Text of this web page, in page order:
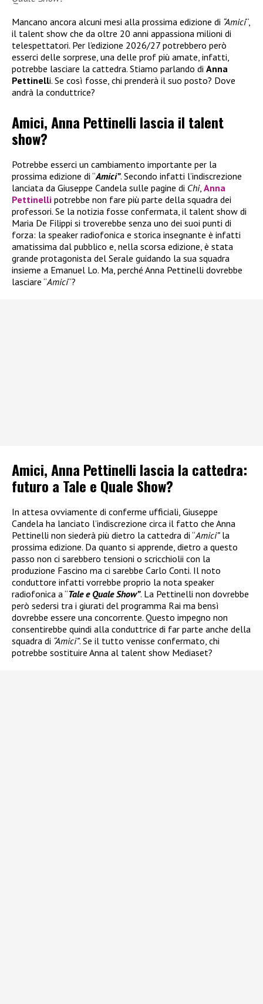
Mancano ancora alcuni mesi alla prossima edizione di “Amici“,
il talent show che da oltre 20 anni appassiona milioni di
telespettatori. Per l’edizione 2026/27 potrebbero però
esserci delle sorprese, una delle prof più amate, infatti,
potrebbe lasciare la cattedra. Stiamo parlando di Anna
Pettinelli. Se così fosse, chi prenderà il suo posto? Dove
andrà la conduttrice?
Amici, Anna Pettinelli lascia il talent
show?
Potrebbe esserci un cambiamento importante per la
prossima edizione di “Amici”. Secondo infatti l’indiscrezione
lanciata da Giuseppe Candela sulle pagine di Chi, Anna
Pettinelli potrebbe non fare più parte della squadra dei
professori. Se la notizia fosse confermata, il talent show di
Maria De Filippi si troverebbe senza uno dei suoi punti di
forza: la speaker radiofonica e storica insegnante è infatti
amatissima dal pubblico e, nella scorsa edizione, è stata
grande protagonista del Serale guidando la sua squadra
insieme a Emanuel Lo. Ma, perché Anna Pettinelli dovrebbe
lasciare “Amici“?
Amici, Anna Pettinelli lascia la cattedra:
futuro a Tale e Quale Show?
In attesa ovviamente di conferme ufficiali, Giuseppe
Candela ha lanciato l’indiscrezione circa il fatto che Anna
Pettinelli non siederà più dietro la cattedra di “Amici”la
prossima edizione. Da quanto si apprende, dietro a questo
passo non ci sarebbero tensioni o scricchiolii con la
produzione Fascino ma ci sarebbe Carlo Conti. Il noto
conduttore infatti vorrebbe proprio la nota speaker
radiofonica a “Tale e Quale Show”. La Pettinelli non dovrebbe
però sedersi tra i giurati del programma Rai ma bensì
dovrebbe essere una concorrente. Questo impegno non
consentirebbe quindi alla conduttrice di far parte anche della
squadra di “Amici”. Se il tutto venisse confermato, chi
potrebbe sostituire Anna al talent show Mediaset?